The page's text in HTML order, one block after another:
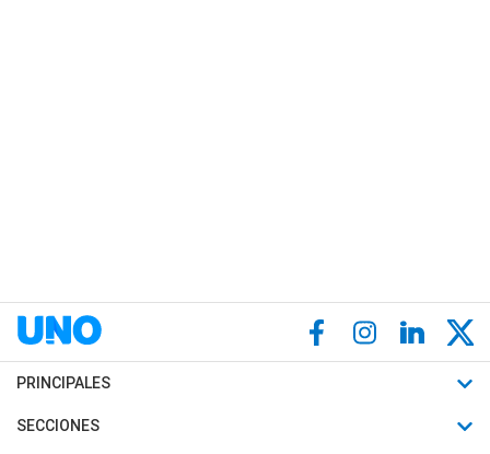
PRINCIPALES
Últimas Noticias
SECCIONES